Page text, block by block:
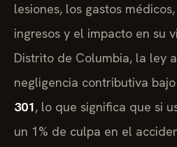
lesiones, los gastos
ingresos y el impacto en su
Distrito de Columbia, la ley
negligencia contributiva
301, lo que significa que si
un 1% de culpa en el